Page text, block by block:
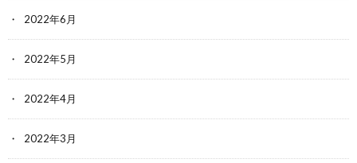
2022年6月
2022年5月
2022年4月
2022年3月